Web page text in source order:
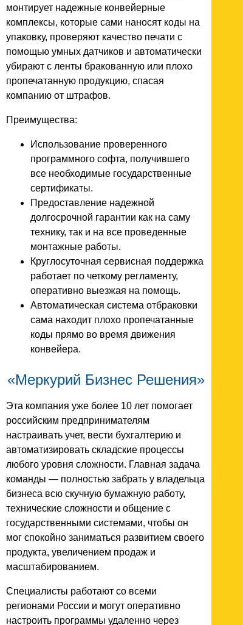
монтирует надежные конвейерные
комплексы, которые сами наносят коды на
упаковку, проверяют качество печати с
помощью умных датчиков и автоматически
убирают с ленты бракованную или плохо
пропечатанную продукцию, спасая
компанию от штрафов.
Преимущества:
Использование проверенного
программного софта, получившего
все необходимые государственные
сертификаты.
Предоставление надежной
долгосрочной гарантии как на саму
технику, так и на все проведенные
монтажные работы.
Круглосуточная сервисная поддержка
работает по четкому регламенту,
оперативно выезжая на помощь.
Автоматическая система отбраковки
сама находит плохо пропечатанные
коды прямо во время движения
конвейера.
«Меркурий Бизнес Решения»
Эта компания уже более 10 лет помогает
российским предпринимателям
настраивать учет, вести бухгалтерию и
автоматизировать складские процессы
любого уровня сложности. Главная задача
команды — полностью забрать у владельца
бизнеса всю скучную бумажную работу,
технические сложности и общение с
государственными системами, чтобы он
мог спокойно заниматься развитием своего
продукта, увеличением продаж и
масштабированием.
Специалисты работают со всеми
регионами России и могут оперативно
настроить программы удаленно через